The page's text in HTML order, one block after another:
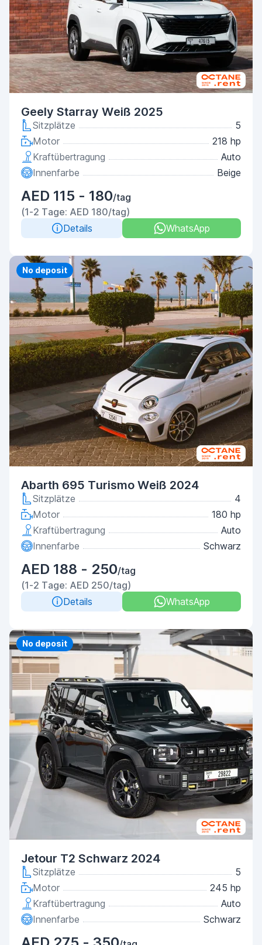
Geely Starray Weiß 2025
Sitzplätze
5
Motor
218 hp
Kraftübertragung
Auto
Innenfarbe
Beige
AED 115 - 180/tag
(1-2 Tage: AED 180/tag)
Details
WhatsApp
Priority
No deposit
Abarth 695 Turismo Weiß 2024
Sitzplätze
4
Motor
180 hp
Kraftübertragung
Auto
Innenfarbe
Schwarz
AED 188 - 250/tag
(1-2 Tage: AED 250/tag)
Details
WhatsApp
Priority
No deposit
Jetour T2 Schwarz 2024
Sitzplätze
5
Motor
245 hp
Kraftübertragung
Auto
Innenfarbe
Schwarz